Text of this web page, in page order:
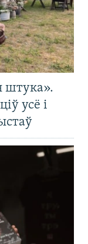
штука».
усё і